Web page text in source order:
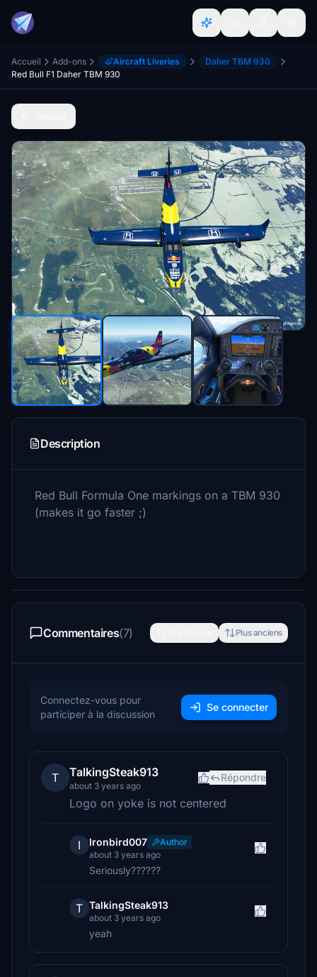
Accueil Add-ons Aircraft Liveries
Daher TBM 930
Red Bull F1 Daher TBM 930
Description
Red Bull Formula One markings on a TBM 930
(makes it go faster ;)
Commentaires(7) Plus anciens
Connectez-vous pour
participer à la discussion
Se connecter
T TalkingSteak913
about 3 years ago
Répondre
Logo on yoke is not centered
I Ironbird007
Author
about 3 years ago
Seriously??????
T TalkingSteak913
about 3 years ago
yeah